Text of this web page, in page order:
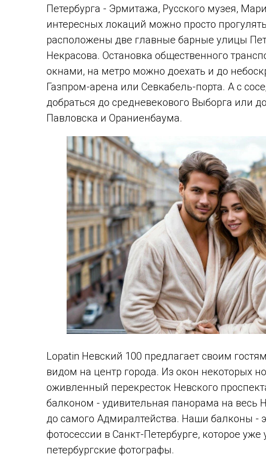
Петербурга - Эрмитажа, Русского музея,
интересных локаций можно просто
расположены две главные барные улицы
Некрасова. Остановка общественного
окнами, на метро можно доехать и до
Газпром-арена или Севкабель-порта. А с
добраться до средневекового Выборга или
Павловска и Ораниенбаума.
Lopatin Невский 100 предлагает своим
видом на центр города. Из окон некоторых
оживленный перекресток Невского
балконом - удивительная панорама на весь
до самого Адмиралтейства. Наши балконы -
фотосессии в Санкт-Петербурге, которое
петербургские фотографы.